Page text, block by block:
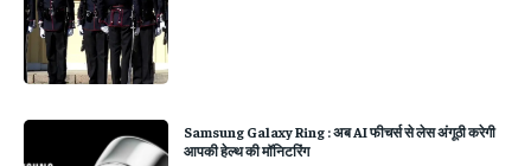
Samsung Galaxy Ring : अब AI फीचर्स से लेस अंगूठी करेगी
आपकी हेल्थ की मॉनिटरिंग